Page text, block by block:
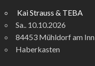
Kai Strauss & TEBA
Sa.. 10.10.2026
84453 Mühldorf am Inn
Haberkasten